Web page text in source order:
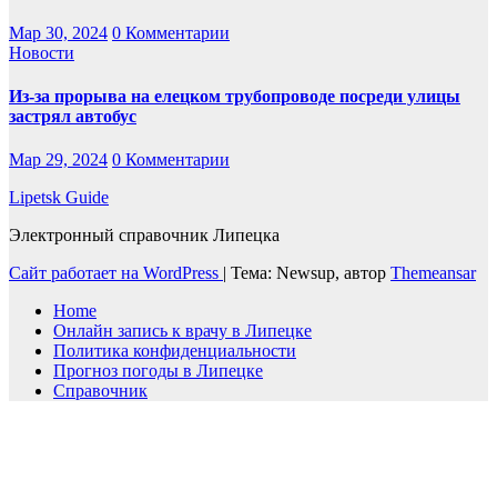
Мар 30, 2024 0 Комментарии
Новости
Из-за прорыва на елецком трубопроводе посреди улицы
застрял автобус
Мар 29, 2024 0 Комментарии
Lipetsk Guide
Электронный справочник Липецка
Сайт работает на WordPress | Тема: Newsup, автор Themeansar
Home
Онлайн запись к врачу в Липецке
Политика конфиденциальности
Прогноз погоды в Липецке
Справочник